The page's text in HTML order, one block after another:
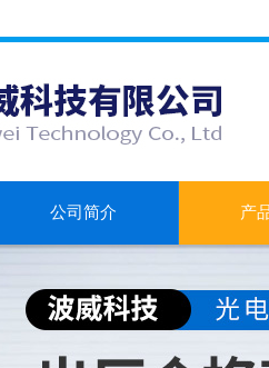
公司简介 产